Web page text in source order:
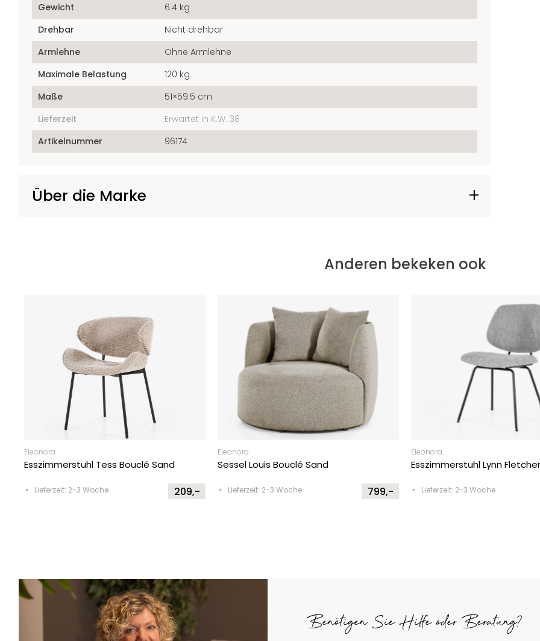
Gewicht
6.4 kg
Drehbar
Nicht drehbar
Armlehne
Ohne Armlehne
Maximale Belastung
120 kg
Maße
51×59.5 cm
Lieferzeit
Erwartet in K.W. 38
Artikelnummer
96174
Über die Marke
Anderen bekeken ook
Eleonora
Esszimmerstuhl Tess Bouclé Sand
Lieferzeit: 2-3 Woche 209,-
Eleonora
Sessel Louis Bouclé Sand
Lieferzeit: 2-3 Woche 799,-
Eleonora
Esszimmerstuhl Lynn
Lieferzeit: 2-3 Woche
Benötigen Sie Hilfe oder Beratung?